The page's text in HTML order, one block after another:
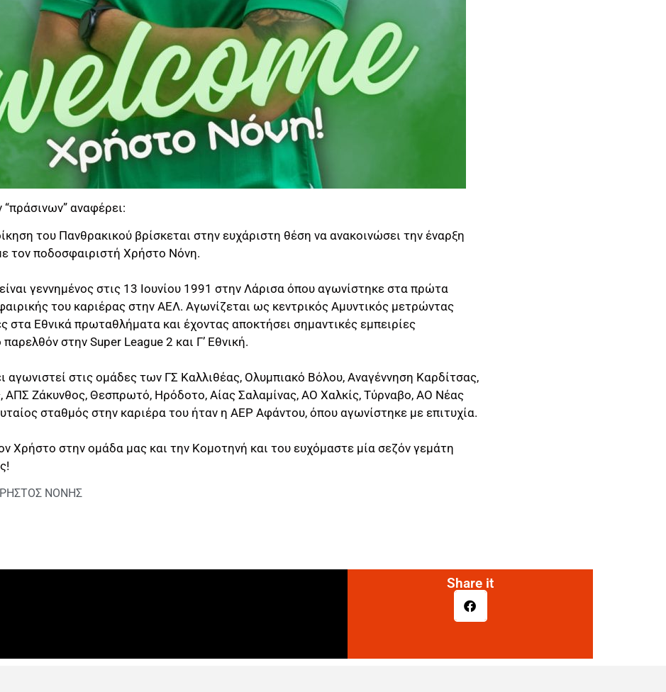
αναφέρει:
του Πανθρακικού βρίσκεται στην ευχάριστη θέση να ανακοινώσει την έναρξη
τον ποδοσφαιριστή Χρήστο Νόνη.
γεννημένος στις 13 Ιουνίου 1991 στην Λάρισα όπου αγωνίστηκε στα πρώτα
του καριέρας στην ΑΕΛ. Αγωνίζεται ως κεντρικός Αμυντικός μετρώντας
στα Εθνικά πρωταθλήματα και έχοντας αποκτήσει σημαντικές εμπειρίες
στην Super League 2 και Γ’ Εθνική.
αγωνιστεί στις ομάδες των ΓΣ Καλλιθέας, Ολυμπιακό Βόλου, Αναγέννηση Καρδίτσας,
Ζάκυνθος, Θεσπρωτό, Ηρόδοτο, Αίας Σαλαμίνας, ΑΟ Χαλκίς, Τύρναβο, ΑΟ Νέας
σταθμός στην καριέρα του ήταν η ΑΕΡ Αφάντου, όπου αγωνίστηκε με επιτυχία.
Χρήστο στην ομάδα μας και την Κομοτηνή και του ευχόμαστε μία σεζόν γεμάτη
ΝΟΝΗΣ
Share it